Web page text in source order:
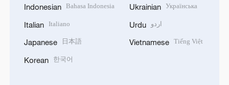
Indonesian Bahasa Indonesia
Italian Italiano
Japanese 日本語
Korean 한국어
Ukrainian Українська
Urdu اردو
Vietnamese Tiếng Việt